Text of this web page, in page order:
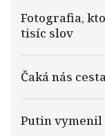
Fotografia,
tisíc slov
Čaká nás
Putin vymenil